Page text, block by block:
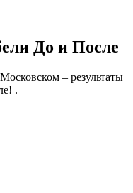
До и После
– результаты
.